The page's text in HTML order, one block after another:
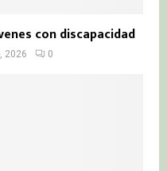
con discapacidad
2026 0